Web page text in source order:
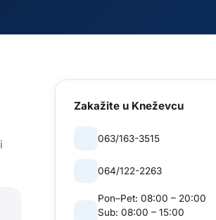
Zakažite u Kneževcu
063/163-3515
064/122-2263
Pon–Pet: 08:00 – 20:00
Sub: 08:00 – 15:00